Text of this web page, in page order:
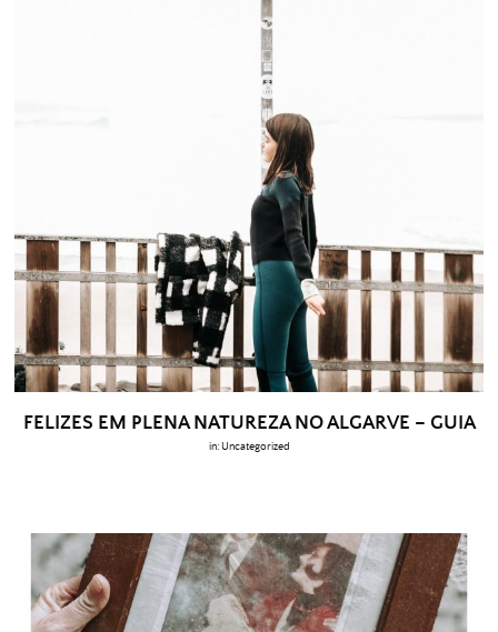
FELIZES EM PLENA NATUREZA NO ALGARVE – GUIA
in: Uncategorized